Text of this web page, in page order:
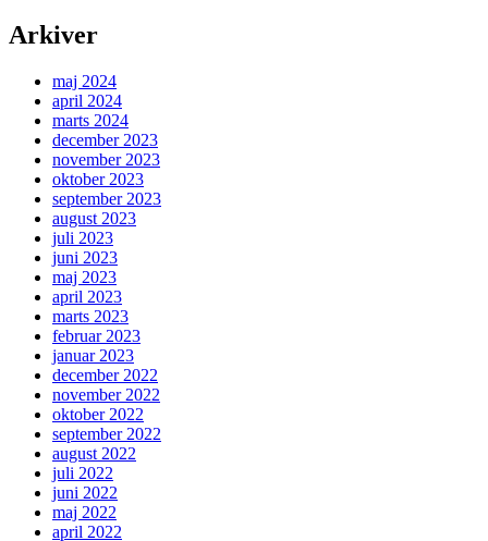
Arkiver
maj 2024
april 2024
marts 2024
december 2023
november 2023
oktober 2023
september 2023
august 2023
juli 2023
juni 2023
maj 2023
april 2023
marts 2023
februar 2023
januar 2023
december 2022
november 2022
oktober 2022
september 2022
august 2022
juli 2022
juni 2022
maj 2022
april 2022